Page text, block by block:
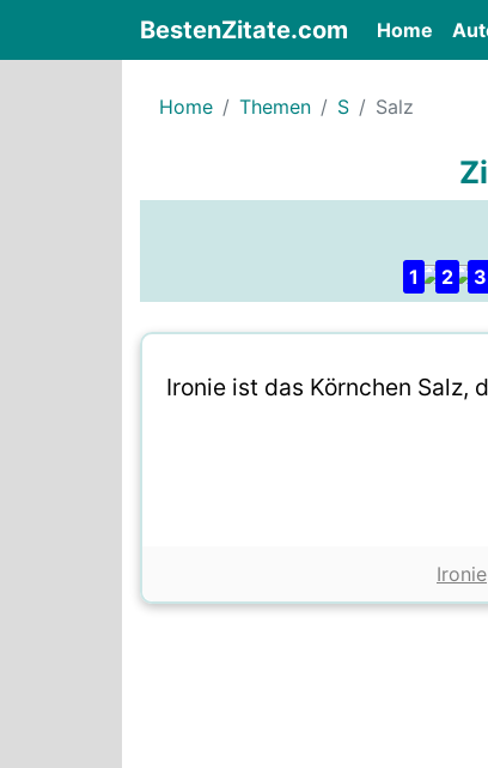
BestenZitate.com Home
Home Themen S Salz
1 2 3
Ironie ist das Körnchen
Ironie